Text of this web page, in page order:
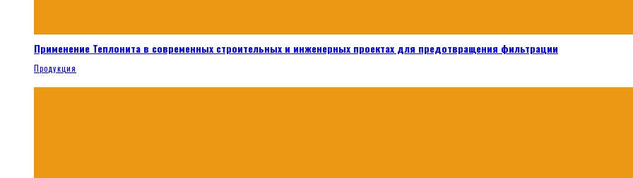
Применение Теплонита в современных строительных и инженерных проектах для предотвращения фильтрации
Продукция